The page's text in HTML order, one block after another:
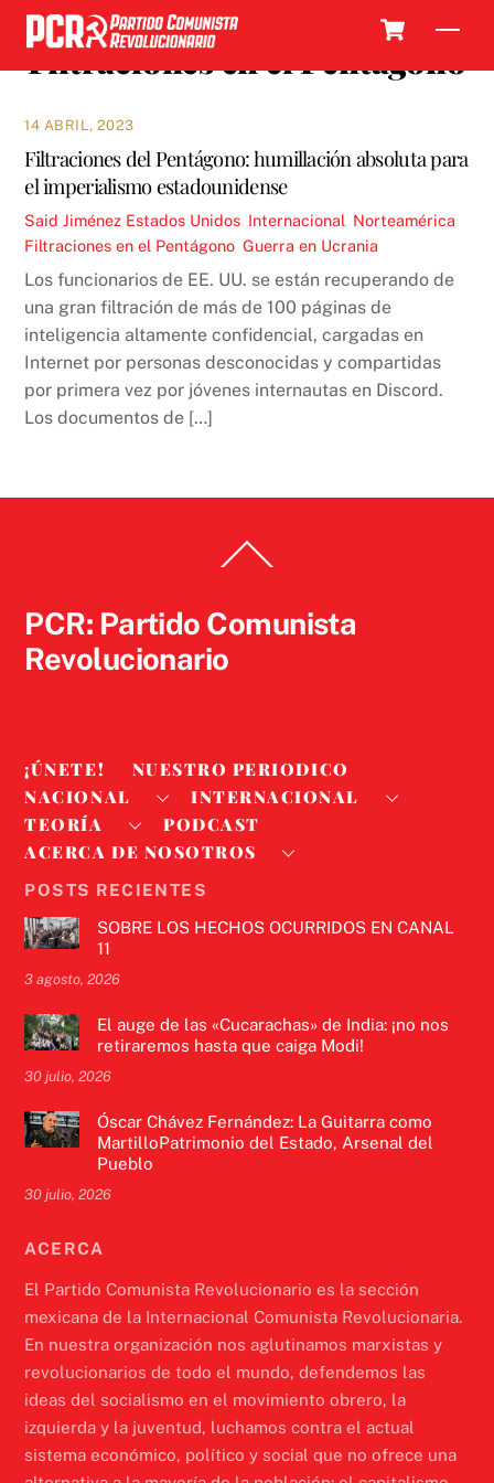
Skip
content
Filtraciones en el Pentágono
14 ABRIL, 2023
Filtraciones del Pentágono: humillación absoluta para
el imperialismo estadounidense
Said Jiménez Estados Unidos Internacional Norteamérica
Filtraciones en el Pentágono ,Guerra en Ucrania
Los funcionarios de EE. UU. se están recuperando de
una gran filtración de más de 100 páginas de
inteligencia altamente confidencial, cargadas en
Internet por personas desconocidas y compartidas
por primera vez por jóvenes internautas en Discord.
Los documentos de […]
To
PCR: Partido Comunista
Revolucionario
¡ÚNETE!
NUESTRO PERIODICO
NACIONAL
INTERNACIONAL
TEORÍA
PODCAST
ACERCA DE NOSOTROS
POSTS RECIENTES
SOBRE LOS HECHOS OCURRIDOS EN CANAL
11
3 agosto, 2026
El auge de las «Cucarachas» de India: ¡no nos
retiraremos hasta que caiga Modi!
30 julio, 2026
Óscar Chávez Fernández: La Guitarra como
MartilloPatrimonio del Estado, Arsenal del
Pueblo
30 julio, 2026
ACERCA
El Partido Comunista Revolucionario es la sección
mexicana de la Internacional Comunista Revolucionaria.
En nuestra organización nos aglutinamos marxistas y
revolucionarios de todo el mundo, defendemos las
ideas del socialismo en el movimiento obrero, la
izquierda y la juventud, luchamos contra el actual
sistema económico, político y social que no ofrece una